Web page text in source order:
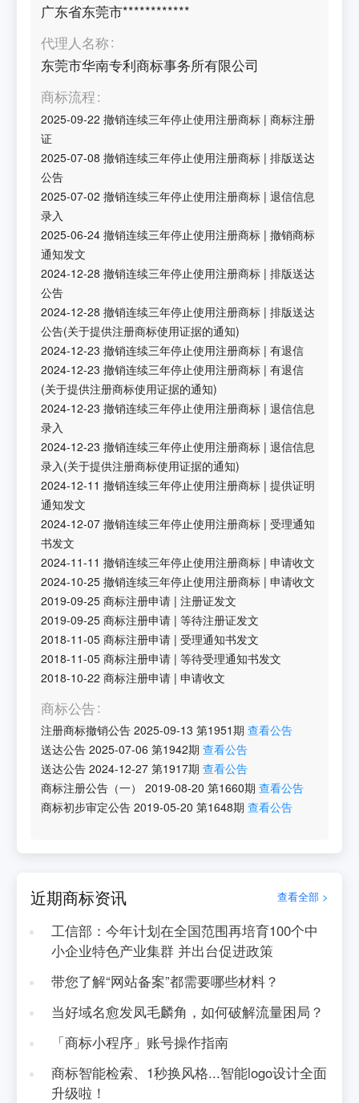
广东省东莞市************
代理人名称
东莞市华南专利商标事务所有限公司
商标流程
2025-09-22 撤销连续三年停止使用注册商标 |商标注册
证
2025-07-08 撤销连续三年停止使用注册商标 |排版送达
公告
2025-07-02 撤销连续三年停止使用注册商标 |退信信息
录入
2025-06-24 撤销连续三年停止使用注册商标 |撤销商标
通知发文
2024-12-28 撤销连续三年停止使用注册商标 |排版送达
公告
2024-12-28 撤销连续三年停止使用注册商标 |排版送达
公告(关于提供注册商标使用证据的通知)
2024-12-23 撤销连续三年停止使用注册商标 |有退信
2024-12-23 撤销连续三年停止使用注册商标 |有退信
(关于提供注册商标使用证据的通知)
2024-12-23 撤销连续三年停止使用注册商标 |退信信息
录入
2024-12-23 撤销连续三年停止使用注册商标 |退信信息
录入(关于提供注册商标使用证据的通知)
2024-12-11 撤销连续三年停止使用注册商标 |提供证明
通知发文
2024-12-07 撤销连续三年停止使用注册商标 |受理通知
书发文
2024-11-11 撤销连续三年停止使用注册商标 |申请收文
2024-10-25 撤销连续三年停止使用注册商标 |申请收文
2019-09-25 商标注册申请 |注册证发文
2019-09-25 商标注册申请 |等待注册证发文
2018-11-05 商标注册申请 |受理通知书发文
2018-11-05 商标注册申请 |等待受理通知书发文
2018-10-22 商标注册申请 |申请收文
商标公告
注册商标撤销公告 2025-09-13 第1951期 查看公告
送达公告 2025-07-06 第1942期 查看公告
送达公告 2024-12-27 第1917期 查看公告
商标注册公告（一）
2019-08-20 第1660期 查看公告
商标初步审定公告 2019-05-20 第1648期 查看公告
近期商标资讯 查看全部 >
工信部：今年计划在全国范围再培育100个中
小企业特色产业集群 并出台促进政策
带您了解“网站备案”都需要哪些材料？
当好域名愈发凤毛麟角，如何破解流量困局？
「商标小程序」账号操作指南
商标智能检索、1秒换风格...智能logo设计全面
升级啦！